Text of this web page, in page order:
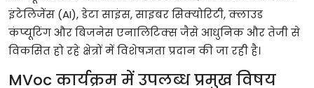
इंटेलिजेंस (AI),डेटासाइंस,साइबरसिक्योरिटी,क्लाउड
कंप्यूटिंगऔरबिजनेसएनालिटिक्सजैसेआधुनिकऔरतेजीसे
विकसितहोरहे क्षेत्रोंमेंविशेषज्ञताप्रदानकीजारहीहै।
MVocकार्यक्रममेंउपलब्धप्रमुखविषय